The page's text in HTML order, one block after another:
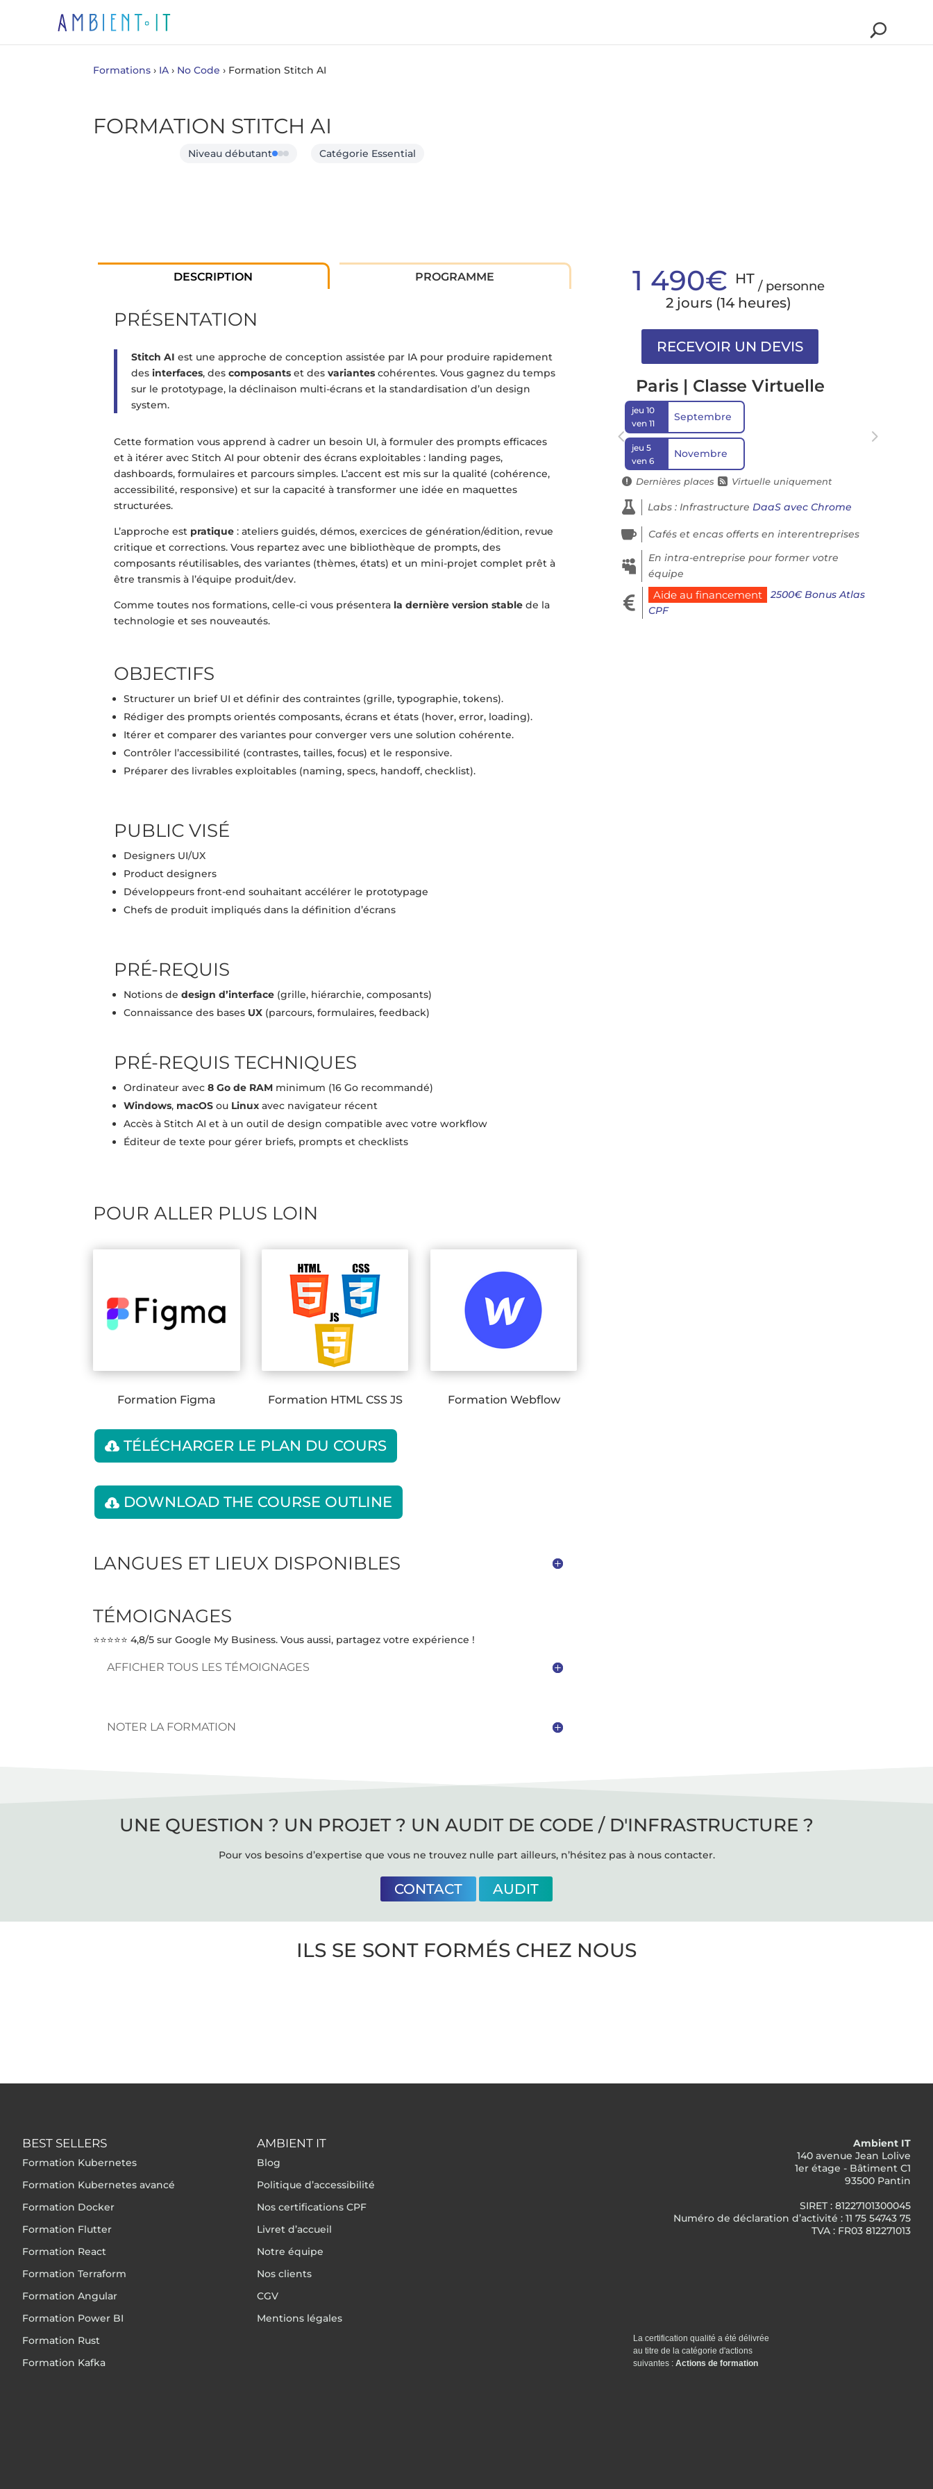
Formations › IA › No Code › Formation Stitch AI
FORMATION STITCH AI
Niveau débutant Catégorie Essential
DESCRIPTION PROGRAMME
PRÉSENTATION
Stitch AI est une approche de conception assistée par IA pour produire rapidement
desinterfaces, descomposants et desvariantes cohérentes. Vous gagnez du temps
sur le prototypage, la déclinaison multi-écrans et la standardisation d’un design
system.
Cette formation vous apprend à cadrer un besoin UI, à formuler des prompts efficaces
et à itérer avec Stitch AI pour obtenir des écrans exploitables : landing pages,
dashboards, formulaires et parcours simples. L’accent est mis sur la qualité (cohérence,
accessibilité, responsive) et sur la capacité à transformer une idée en maquettes
structurées.
L’approche est pratique : ateliers guidés, démos, exercices de génération/édition, revue
critique et corrections. Vous repartez avec une bibliothèque de prompts, des
composants réutilisables, des variantes (thèmes, états) et un mini-projet complet prêt à
être transmis à l’équipe produit/dev.
Comme toutes nos formations, celle-ci vous présentera la dernière version stable de la
technologie et ses nouveautés.
OBJECTIFS
Structurer un brief UI et définir des contraintes (grille, typographie, tokens).
Rédiger des prompts orientés composants, écrans et états (hover, error, loading).
Itérer et comparer des variantes pour converger vers une solution cohérente.
Contrôler l’accessibilité (contrastes, tailles, focus) et le responsive.
Préparer des livrables exploitables (naming, specs, handoff, checklist).
PUBLIC VISÉ
Designers UI/UX
Product designers
Développeurs front-end souhaitant accélérer le prototypage
Chefs de produit impliqués dans la définition d’écrans
PRÉ-REQUIS
Notions dedesign d’interface (grille, hiérarchie, composants)
Connaissance des bases UX (parcours, formulaires, feedback)
PRÉ-REQUIS TECHNIQUES
Ordinateur avec8 Go de RAM minimum (16 Go recommandé)
Windows, macOS ou Linux avec navigateur récent
Accès à Stitch AI et à un outil de design compatible avec votre workflow
Éditeur de texte pour gérer briefs, prompts et checklists
POUR ALLER PLUS LOIN
Formation Figma Formation HTML CSS JS Formation Webflow
TÉLÉCHARGER LE PLAN DU COURS
DOWNLOAD THE COURSE OUTLINE
LANGUES ET LIEUX DISPONIBLES
TÉMOIGNAGES
⭐⭐⭐⭐⭐ 4,8/5 sur Google My Business. Vous aussi, partagez votre expérience !
AFFICHER TOUS LES TÉMOIGNAGES
NOTER LA FORMATION
1 490€ HT / personne
2 jours (14 heures)
Paris | Classe Virtuelle
jeu 10
ven 11
Septembre
jeu 5
ven 6
Novembre
 Dernières places  Virtuelle uniquement
 Labs : InfrastructureDaaS avec Chrome
 Cafés et encas offerts en interentreprises

En intra-entreprise pour former votre
équipe
 Aide au financement
2500€ Bonus Atlas
CPF
UNE QUESTION ? UN PROJET ? UN AUDIT DE CODE / D'INFRASTRUCTURE ?
Pour vos besoins d’expertise que vous ne trouvez nulle part ailleurs, n’hésitez pas à nous contacter.
CONTACT AUDIT
ILS SE SONT FORMÉS CHEZ NOUS
BEST SELLERS
Formation Kubernetes
Formation Kubernetes avancé
Formation Docker
Formation Flutter
Formation React
Formation Terraform
Formation Angular
Formation Power BI
Formation Rust
Formation Kafka
AMBIENT IT
Blog
Politique d’accessibilité
Nos certifications CPF
Livret d’accueil
Notre équipe
Nos clients
CGV
Mentions légales
Ambient IT
140 avenue Jean Lolive
1er étage - Bâtiment C1
93500 Pantin
SIRET : 81227101300045
Numéro de déclaration d’activité : 11 75 54743 75
TVA : FR03 812271013
La certification qualité a été délivrée
au titre de la catégorie d'actions
suivantes : Actions de formation